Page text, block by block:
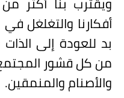
أفكارنا والتغلغل في
بد للعودة إلى
من كل قشور
والأصنام والمنمقين.